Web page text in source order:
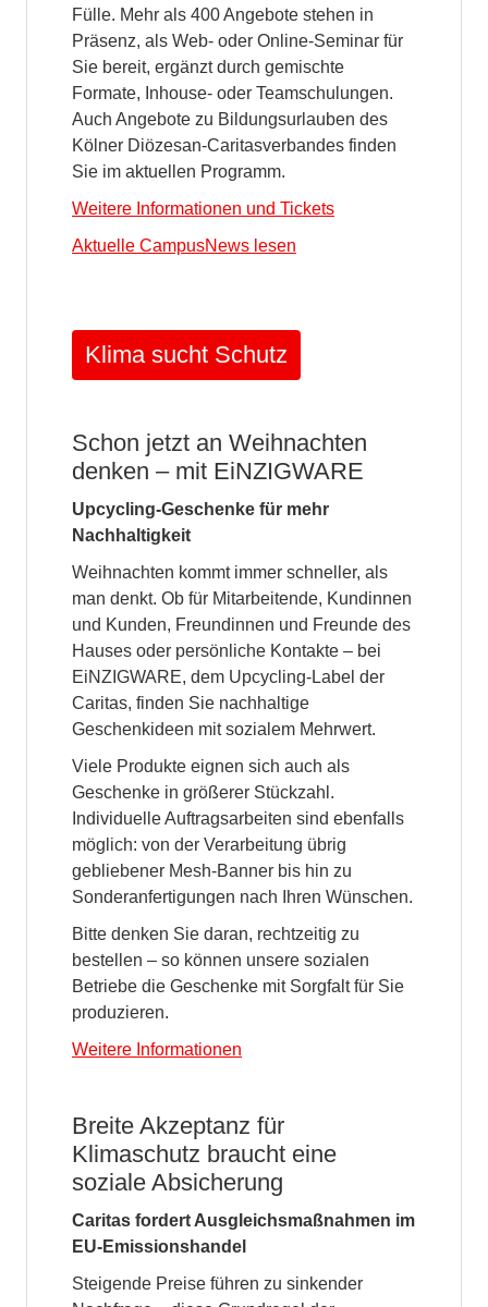
Fülle. Mehr als 400 Angebote stehen in
Präsenz, als Web- oder Online-Seminar für
Sie bereit, ergänzt durch gemischte
Formate, Inhouse- oder Teamschulungen.
Auch Angebote zu Bildungsurlauben des
Kölner Diözesan-Caritasverbandes finden
Sie im aktuellen Programm.
Weitere Informationen und Tickets
Aktuelle CampusNews lesen
Klima sucht Schutz
Schon jetzt an Weihnachten
denken – mit EiNZIGWARE
Upcycling-Geschenke für mehr
Nachhaltigkeit
Weihnachten kommt immer schneller, als
man denkt. Ob für Mitarbeitende, Kundinnen
und Kunden, Freundinnen und Freunde des
Hauses oder persönliche Kontakte – bei
EiNZIGWARE, dem Upcycling-Label der
Caritas, finden Sie nachhaltige
Geschenkideen mit sozialem Mehrwert.
Viele Produkte eignen sich auch als
Geschenke in größerer Stückzahl.
Individuelle Auftragsarbeiten sind ebenfalls
möglich: von der Verarbeitung übrig
gebliebener Mesh-Banner bis hin zu
Sonderanfertigungen nach Ihren Wünschen.
Bitte denken Sie daran, rechtzeitig zu
bestellen – so können unsere sozialen
Betriebe die Geschenke mit Sorgfalt für Sie
produzieren.
Weitere Informationen
Breite Akzeptanz für
Klimaschutz braucht eine
soziale Absicherung
Caritas fordert Ausgleichsmaßnahmen im
EU-Emissionshandel
Steigende Preise führen zu sinkender